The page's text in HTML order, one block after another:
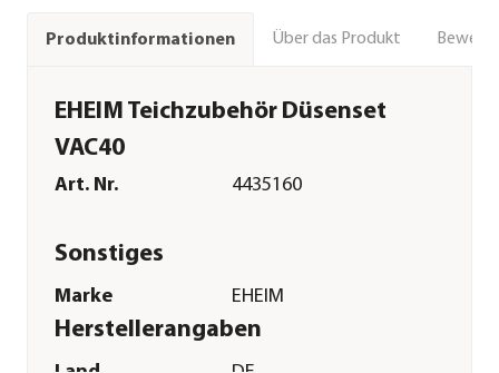
Produktinformationen Über das Produkt
EHEIM Teichzubehör Düsenset
VAC40
Art. Nr. 4435160
Sonstiges
Marke EHEIM
Herstellerangaben